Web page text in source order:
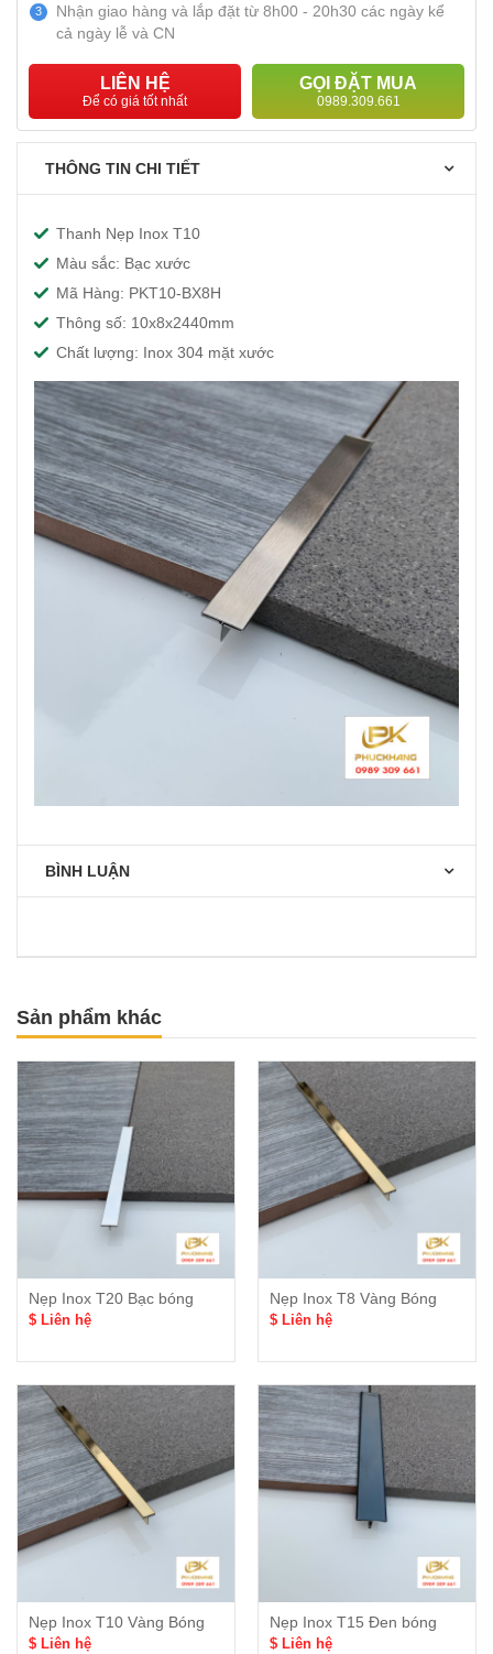
3
Nhận giao hàng và lắp đặt từ 8h00 - 20h30 các ngày kể
cả ngày lễ và CN
LIÊN HỆ
Để có giá tốt nhất
GỌI ĐẶT MUA
0989.309.661
THÔNG TIN CHI TIẾT
Thanh Nẹp Inox T10
Màu sắc: Bạc xước
Mã Hàng: PKT10-BX8H
Thông số: 10x8x2440mm
Chất lượng: Inox 304 mặt xước
BÌNH LUẬN
Sản phẩm khác
Nẹp Inox T20 Bạc bóng
$ Liên hệ
Nẹp Inox T8 Vàng Bóng
$ Liên hệ
Nẹp Inox T10 Vàng Bóng
$ Liên hệ
Nẹp Inox T15 Đen bóng
$ Liên hệ